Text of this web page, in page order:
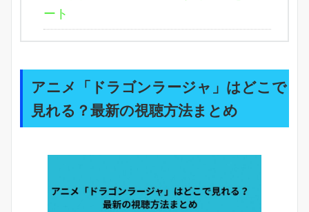
ート
アニメ「ドラゴンラージャ」はどこで
見れる？最新の視聴方法まとめ